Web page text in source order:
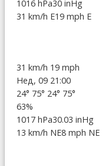
1016 hPa30 inHg
31 km/h E19 mph E
31 km/h 19 mph
Нед, 09 21:00
24° 75° 24° 75°
63%
1017 hPa30.03 inHg
13 km/h NE8 mph NE